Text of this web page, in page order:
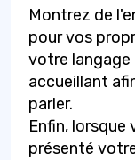
Montrez de
pour vos
votre
accueillant
parler.
Enfin, lorsque
présenté